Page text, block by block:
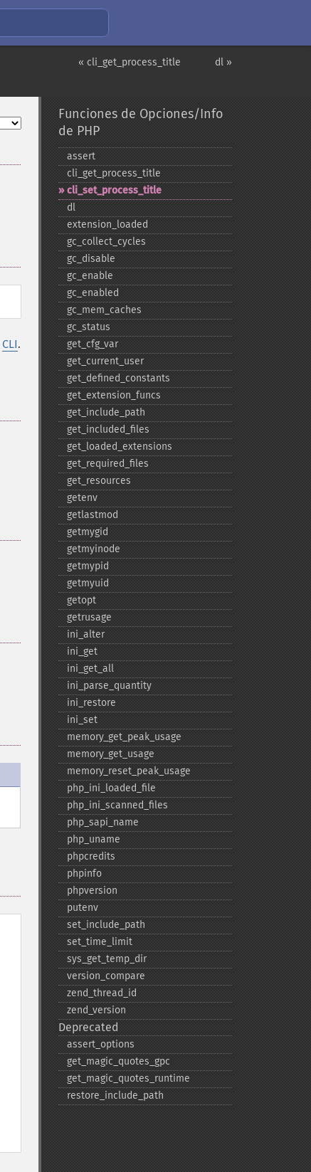
dl »
« cli_get_process_title
CLI.
Funciones de Opciones/Info
de PHP
assert
cli_​get_​process_​title
cli_​set_​process_​title
dl
extension_​loaded
gc_​collect_​cycles
gc_​disable
gc_​enable
gc_​enabled
gc_​mem_​caches
gc_​status
get_​cfg_​var
get_​current_​user
get_​defined_​constants
get_​extension_​funcs
get_​include_​path
get_​included_​files
get_​loaded_​extensions
get_​required_​files
get_​resources
getenv
getlastmod
getmygid
getmyinode
getmypid
getmyuid
getopt
getrusage
ini_​alter
ini_​get
ini_​get_​all
ini_​parse_​quantity
ini_​restore
ini_​set
memory_​get_​peak_​usage
memory_​get_​usage
memory_​reset_​peak_​usage
php_​ini_​loaded_​file
php_​ini_​scanned_​files
php_​sapi_​name
php_​uname
phpcredits
phpinfo
phpversion
putenv
set_​include_​path
set_​time_​limit
sys_​get_​temp_​dir
version_​compare
zend_​thread_​id
zend_​version
Deprecated
assert_​options
get_​magic_​quotes_​gpc
get_​magic_​quotes_​runtime
restore_​include_​path